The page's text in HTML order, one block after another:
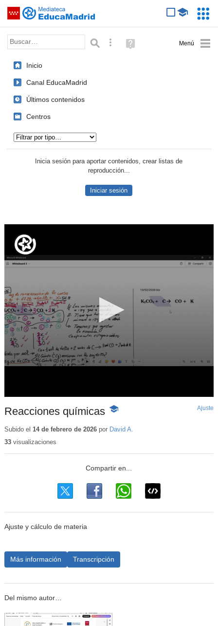
Saltar navegación
Palabra o frase: Búsqueda avanzada
Ayuda
(en
Inicio
Canal EducaMadrid
Últimos contenidos
Centros
Inicia sesión para aportar contenidos, crear listas de
reproducción...
Iniciar sesión
Reacciones químicas -
educativo
Ajuste
Subido el 14 de febrero de 2026por David A.
33visualizaciones
Ajuste y cálculo de materia
Más información Transcripción
Del mismo autor…